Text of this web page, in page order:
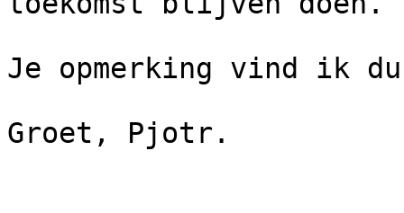
Je opmerking vind ik
Groet, Pjotr.